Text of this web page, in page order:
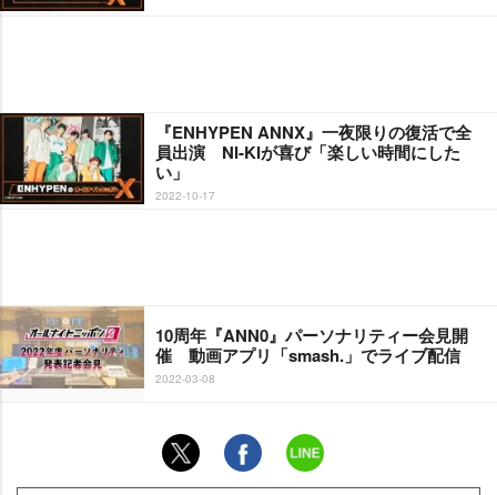
『ENHYPEN ANNX』一夜限りの復活で全
員出演 NI-KIが喜び「楽しい時間にした
い」
2022-10-17
10周年『ANN0』パーソナリティー会見開
催 動画アプリ「smash.」でライブ配信
2022-03-08